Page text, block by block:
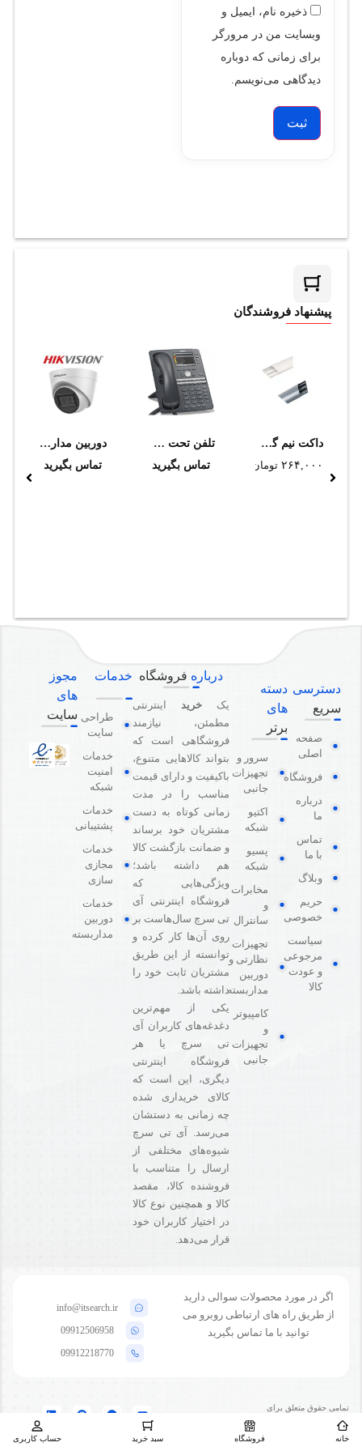
ذخیره نام، ایمیل و
وبسایت من در مرورگر
برای زمانی که دوباره
دیدگاهی می‌نویسم.
پیشنهاد فروشندگان
داکت نيم گرد زميني ساده 25*120 دانوب
۲۶۴,۰۰۰ تومان
تلفن تحت شبکه اسنوم مدل D760
تماس بگیرید
دوربین مداربسته هایک ویژن مدل DS-2CE78D0T-IT3FS
تماس بگیرید
دسترسی
سریع
صفحه
اصلی
فروشگاه
درباره
ما
تماس
با ما
وبلاگ
حریم
خصوصی
سیاست
مرجوعی
و عودت
کالا
دسته
های
برتر
سرور و
تجهیزات
جانبی
اکتیو
شبکه
پسیو
شبکه
مخابرات
و
سانترال
تجهیزات
نظارتی و
دوربین
مداربسته
کامپیوتر
و
تجهیزات
جانبی
درباره فروشگاه
یک خریداینترنتی
مطمئن، نیازمند
فروشگاهی است که
بتواند کالاهایی متنوع،
باکیفیت و دارای قیمت
مناسب را در مدت
زمانی کوتاه به دست
مشتریان خود برساند
و ضمانت بازگشت کالا
هم داشته باشد؛
ویژگی‌هایی که
فروشگاه اینترنتی آی
تی سرچ سال‌هاست بر
روی آن‌ها کار کرده و
توانسته از این طریق
مشتریان ثابت خود را
داشته باشد.
یکی از مهم‌ترین
دغدغه‌های کاربران آی
تی سرچ یا هر
فروشگاه‌ اینترنتی
دیگری، این است که
کالای خریداری شده
چه زمانی به دستشان
می‌رسد. آی تی سرچ
شیوه‌های مختلفی از
ارسال را متناسب با
فروشنده کالا،‌ مقصد
کالا و همچنین نوع کالا
در اختیار کاربران خود
قرار می‌دهد.
خدمات
طراحی
سایت
خدمات
امنیت
شبکه
خدمات
پشتیبانی
خدمات
مجازی
سازی
خدمات
دوربین
مداربسته
مجوز
های
سایت
اگر در مورد محصولات سوالی دارید
از طریق راه های ارتباطی روبرو می
توانید با ما تماس بگیرید
info@itsearch.ir
09912506958
09912218770
تمامی حقوق متعلق برای
فروشگاه آی تی سرچ محفوظ
خانه فروشگاه سبد خرید حساب کاربری